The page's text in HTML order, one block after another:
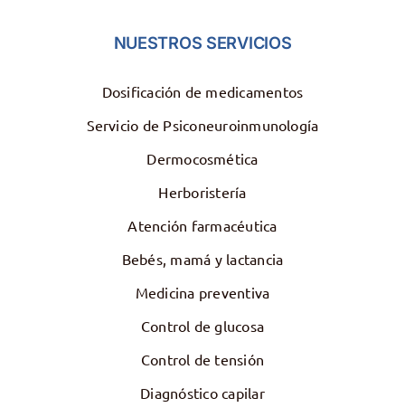
NUESTROS SERVICIOS
Dosificación de medicamentos
Servicio de Psiconeuroinmunología
Dermocosmética
Herboristería
Atención farmacéutica
Bebés, mamá y lactancia
Medicina preventiva
Control de glucosa
Control de tensión
Diagnóstico capilar